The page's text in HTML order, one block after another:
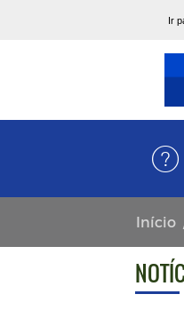
Ir
Início